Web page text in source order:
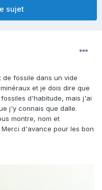
sujet
fossile dans un vide
et je dois dire que
d'habitude, mais j'ai
j'y connais que dalle.
montre, nom et
d'avance pour les bon